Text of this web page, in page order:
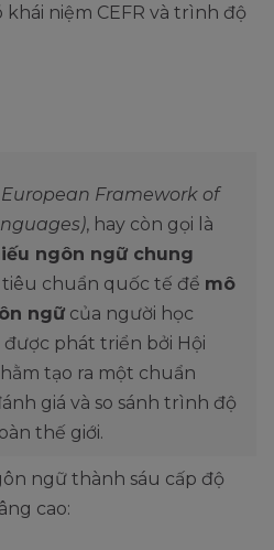
khái niệm CEFR và trình độ
Framework of
, hay còn gọi là
ngôn ngữ chung
tiêu chuẩn quốc tế để mô
ngữ của người học
được phát triển bởi Hội
tạo ra một chuẩn
giá và so sánh trình độ
thế giới.
ngữ thành sáu cấp độ
cao: